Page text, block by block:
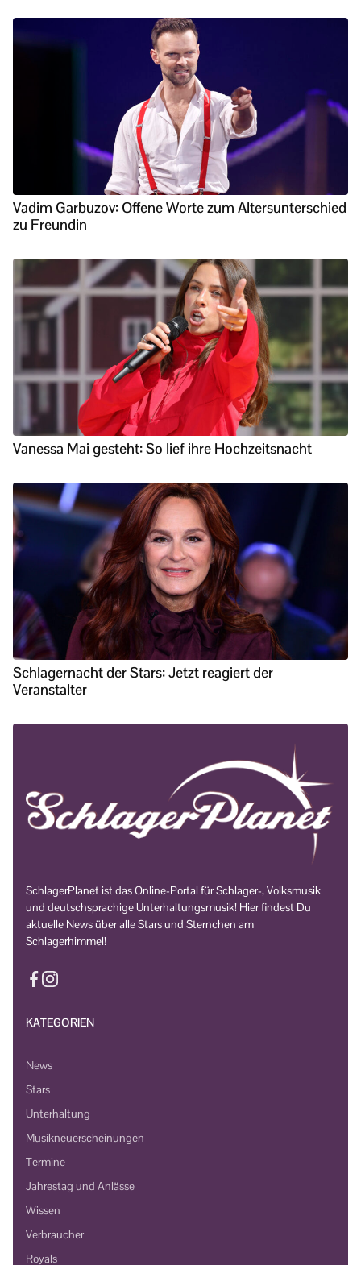
Vadim Garbuzov: Offene Worte zum Altersunterschied
zu Freundin
Vanessa Mai gesteht: So lief ihre Hochzeitsnacht
Schlagernacht der Stars: Jetzt reagiert der
Veranstalter
SchlagerPlanet ist das Online-Portal für Schlager-, Volksmusik
und deutschsprachige Unterhaltungsmusik! Hier findest Du
aktuelle News über alle Stars und Sternchen am
Schlagerhimmel!
KATEGORIEN
News
Stars
Unterhaltung
Musikneuerscheinungen
Termine
Jahrestag und Anlässe
Wissen
Verbraucher
Royals